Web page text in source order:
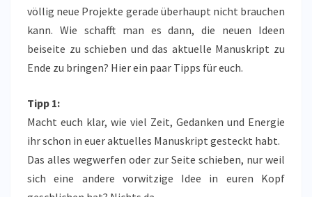
völlig neue Projekte gerade überhaupt nicht brauchen
kann. Wie schafft man es dann, die neuen Ideen
beiseite zu schieben und das aktuelle Manuskript zu
Ende zu bringen? Hier ein paar Tipps für euch.
Tipp 1:
Macht euch klar, wie viel Zeit, Gedanken und Energie
ihr schon in euer aktuelles Manuskript gesteckt habt.
Das alles wegwerfen oder zur Seite schieben, nur weil
sich eine andere vorwitzige Idee in euren Kopf